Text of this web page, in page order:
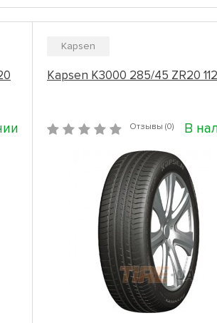
Kapsen
Kapsen K3000 285/45 ZR20
Отзывы (0) В